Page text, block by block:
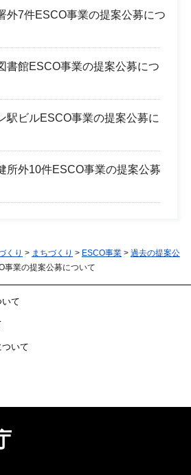
外7件ESCO事業の提案公募につ
書館ESCO事業の提案公募につ
駅ビルESCO事業の提案公募に
所外10件ESCO事業の提案公募
くり > まちづくり > ESCO事業 > 過去の提案公
事業の提案公募について
て
いて